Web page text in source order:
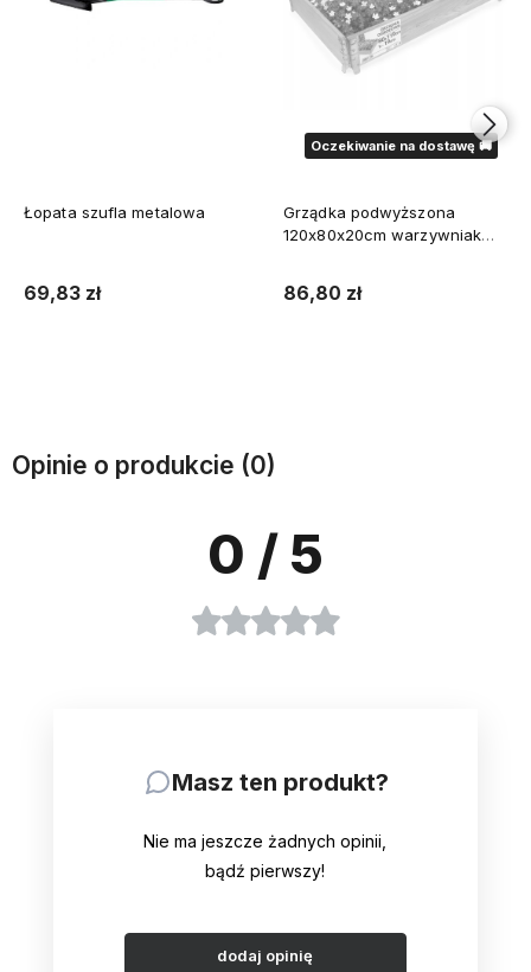
Łopata szufla metalowa
69,83 zł
Oczekiwanie na dostawę 🚚
Grządka podwyższona
120x80x20cm warzywniak
86,80 zł
Opinie o produkcie (0)
0 / 5
Masz ten produkt?
Nie ma jeszcze żadnych opinii,
bądź pierwszy!
dodaj opinię